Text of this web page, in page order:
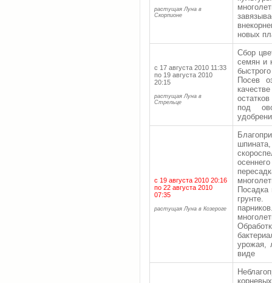
растущая Луна в
Скорпионе
новых
с 17 августа 2010 11:33
по 19 августа 2010
20:15
растущая Луна в
Стрельце
Сбор
семян и
Посев
под
с 19 августа 2010 20:16
по 22 августа 2010
07:35
растущая Луна в Козероге
Посадка
урожая,
виде